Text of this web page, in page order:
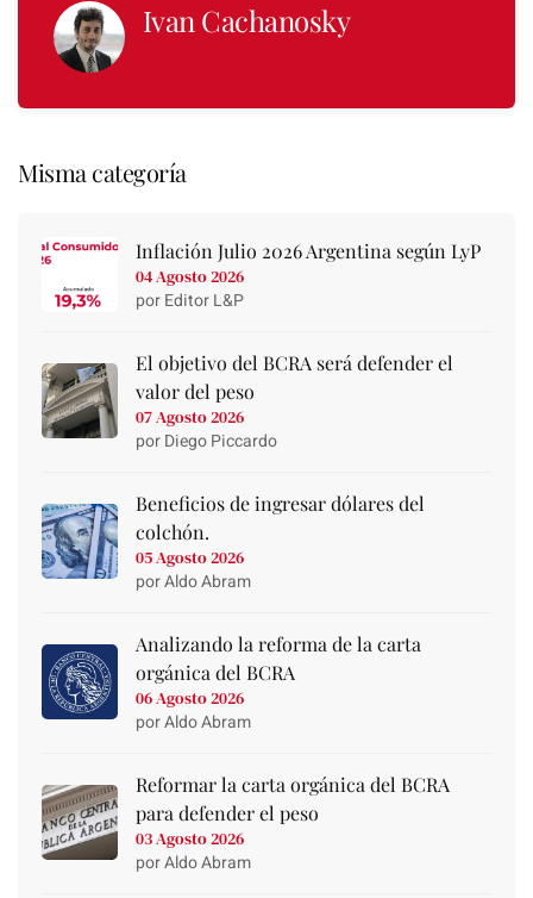
Ivan Cachanosky
Misma categoría
Inflación Julio 2026 Argentina según LyP
04 Agosto 2026
por Editor L&P
El objetivo del BCRA será defender el
valor del peso
07 Agosto 2026
por Diego Piccardo
Beneficios de ingresar dólares del
colchón.
05 Agosto 2026
por Aldo Abram
Analizando la reforma de la carta
orgánica del BCRA
06 Agosto 2026
por Aldo Abram
Reformar la carta orgánica del BCRA
para defender el peso
03 Agosto 2026
por Aldo Abram